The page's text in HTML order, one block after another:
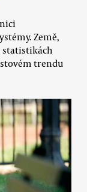
Země,
statistikách
trendu